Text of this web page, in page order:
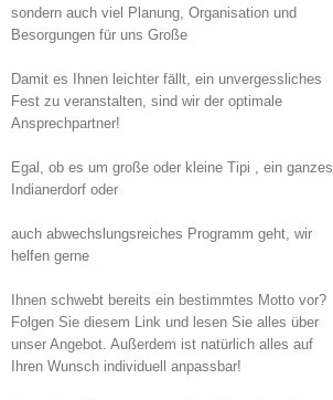
sondern auch viel Planung, Organisation und
Besorgungen für uns Große
Damit es Ihnen leichter fällt, ein unvergessliches
Fest zu veranstalten, sind wir der optimale
Ansprechpartner!
Egal, ob es um große oder kleine Tipi , ein ganzes
Indianerdorf oder
auch abwechslungsreiches Programm geht, wir
helfen gerne
Ihnen schwebt bereits ein bestimmtes Motto vor?
Folgen Sie diesem Link und lesen Sie alles über
unser Angebot. Außerdem ist natürlich alles auf
Ihren Wunsch individuell anpassbar!